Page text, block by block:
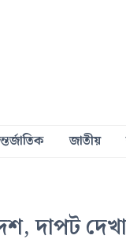
জাতীয়
দাপট